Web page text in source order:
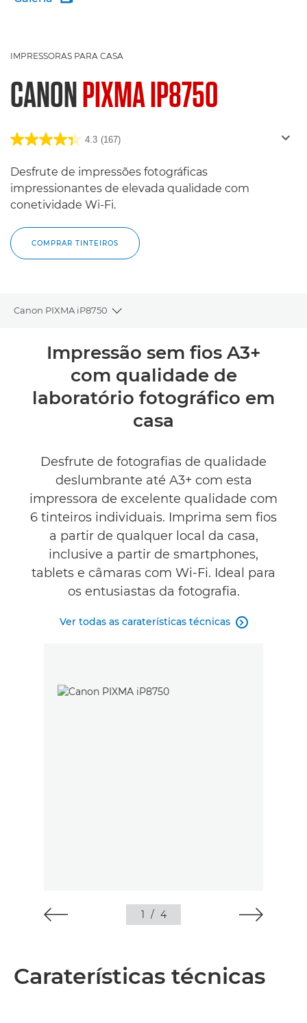
IMPRESSORAS PARA CASA
CANONPIXMA IP8750
4.3 (167)
Desfrute de impressões fotográficas
impressionantes de elevada qualidade com
conetividade Wi-Fi.
COMPRAR TINTEIROS
Canon PIXMA iP8750
Toggle breadcrumbs
Descrição geral
Caraterísticas técnicas
COMPRAR TINTEIROS
Impressão sem fios A3+
com qualidade de
laboratório fotográfico em
casa
Desfrute de fotografias de qualidade
deslumbrante até A3+ com esta
impressora de excelente qualidade com
6 tinteiros individuais. Imprima sem fios
a partir de qualquer local da casa,
inclusive a partir de smartphones,
tablets e câmaras com Wi-Fi. Ideal para
os entusiastas da fotografia.
Ver todas as caraterísticas técnicas 
1 / 4
Caraterísticas técnicas